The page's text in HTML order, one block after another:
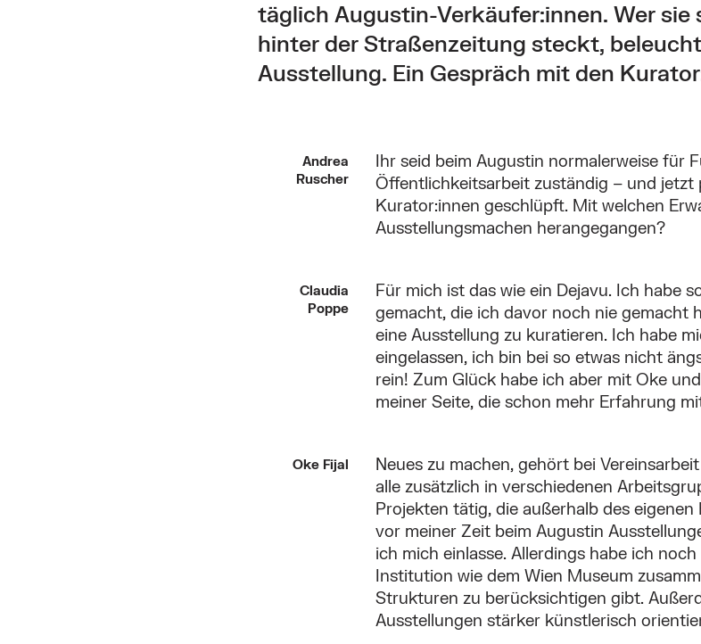
täglich Augustin-Verkäufer:innen. Wer sie
hinter der Straßenzeitung steckt,
Ausstellung. Ein Gespräch mit den
Andrea
Ruscher
Ihr seid beim Augustin normalerweise für
Öffentlichkeitsarbeit zuständig – und jetzt
Kurator:innen geschlüpft. Mit welchen
Ausstellungsmachen herangegangen?
Claudia
Poppe
Für mich ist das wie ein Dejavu. Ich habe
gemacht, die ich davor noch nie gemacht
eine Ausstellung zu kuratieren. Ich habe
eingelassen, ich bin bei so etwas nicht
rein! Zum Glück habe ich aber mit Oke
meiner Seite, die schon mehr Erfahrung
Oke Fijal
Neues zu machen, gehört bei
alle zusätzlich in verschiedenen
Projekten tätig, die außerhalb des
vor meiner Zeit beim Augustin
ich mich einlasse. Allerdings habe ich
Institution wie dem Wien Museum
Strukturen zu berücksichtigen gibt.
Ausstellungen stärker künstlerisch